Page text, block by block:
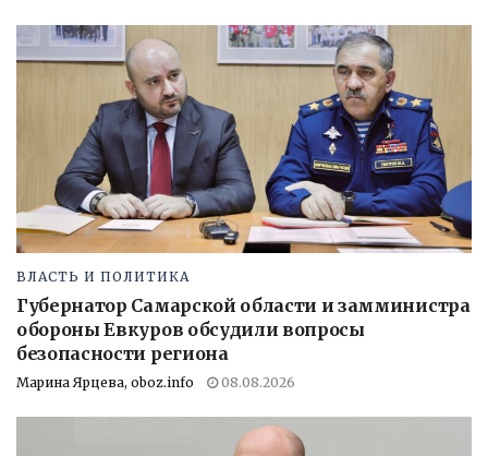
ВЛАСТЬ И ПОЛИТИКА
Губернатор Самарской области и замминистра
обороны Евкуров обсудили вопросы
безопасности региона
Марина Ярцева, oboz.info 08.08.2026